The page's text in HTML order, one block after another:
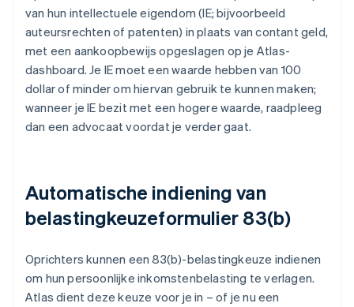
van hun intellectuele eigendom (IE; bijvoorbeeld
auteursrechten of patenten) in plaats van contant geld,
met een aankoopbewijs opgeslagen op je Atlas-
dashboard. Je IE moet een waarde hebben van 100
dollar of minder om hiervan gebruik te kunnen maken;
wanneer je IE bezit met een hogere waarde, raadpleeg
dan een advocaat voordat je verder gaat.
Automatische indiening van
belastingkeuzeformulier 83(b)
Oprichters kunnen een 83(b)-belastingkeuze indienen
om hun persoonlijke inkomstenbelasting te verlagen.
Atlas dient deze keuze voor je in – of je nu een